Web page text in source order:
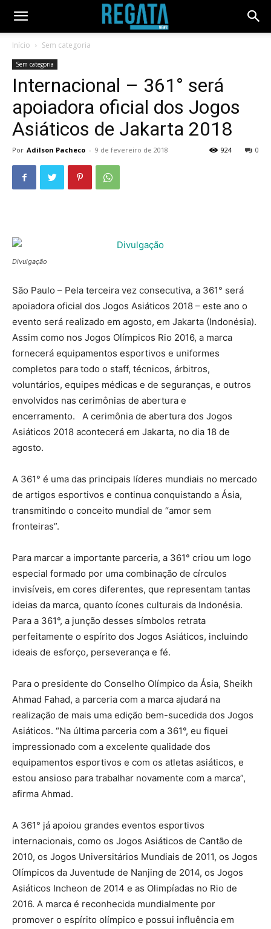
Início Sem categoria
Sem categoria
Internacional – 361° será
apoiadora oficial dos Jogos
Asiáticos de Jakarta 2018
Por Adilson Pacheco - 9 de fevereiro de 2018 0
924
Divulgação
São Paulo – Pela terceira vez consecutiva, a 361° será
apoiadora oficial dos Jogos Asiáticos 2018 – este ano o
evento será realizado em agosto, em Jakarta (Indonésia).
Assim como nos Jogos Olímpicos Rio 2016, a marca
fornecerá equipamentos esportivos e uniformes
completos para todo o staff, técnicos, árbitros,
voluntários, equipes médicas e de seguranças, e outros
envolvidos nas cerimônias de abertura e
encerramento. A cerimônia de abertura dos Jogos
Asiáticos 2018 acontecerá em Jakarta, no dia 18 de
agosto.
A 361° é uma das principais líderes mundiais no mercado
de artigos esportivos e continua conquistando a Ásia,
transmitindo o conceito mundial de “amor sem
fronteiras”.
Para marcar a importante parceria, a 361° criou um logo
especial formado por uma combinação de círculos
invisíveis, em cores diferentes, que representam tantas
ideias da marca, quanto ícones culturais da Indonésia.
Para a 361°, a junção desses símbolos retrata
perfeitamente o espírito dos Jogos Asiáticos, incluindo
ideais de esforço, perseverança e fé.
Para o presidente do Conselho Olímpico da Ásia, Sheikh
Ahmad Fahad, a parceria com a marca ajudará na
realização de mais uma edição bem-sucedida dos Jogos
Asiáticos. “Na última parceria com a 361°, eu fiquei
impressionado com a excelente qualidade dos
equipamentos esportivos e com os atletas asiáticos, e
estou ansioso para trabalhar novamente com a marca”,
afirma Ahmad.
A 361° já apoiou grandes eventos esportivos
internacionais, como os Jogos Asiáticos de Cantão de
2010, os Jogos Universitários Mundiais de 2011, os Jogos
Olímpicos da Juventude de Nanjing de 2014, os Jogos
Asiáticos Incheon de 2014 e as Olimpíadas no Rio de
2016. A marca é reconhecida mundialmente por
promover o espírito olímpico e possui influência em